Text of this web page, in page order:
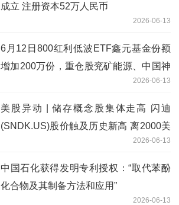
成立 注册资本52万人民币
2026-06-13
6月12日800红利低波ETF鑫元基金份额
增加200万份，重仓股兖矿能源、中国神
2026-06-13
美股异动 | 储存概念股集体走高 闪迪
(SNDK.US)股价触及历史新高 离2000美
2026-06-13
中国石化获得发明专利授权：“取代苯酚
化合物及其制备方法和应用”
2026-06-13